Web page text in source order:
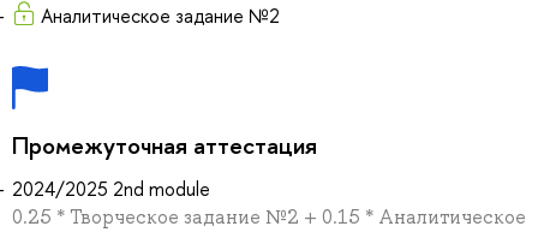
Аналитическое задание №2
Промежуточная аттестация
2024/2025 2nd module
0.25 * Творческое задание №2 + 0.15 * Аналитическое